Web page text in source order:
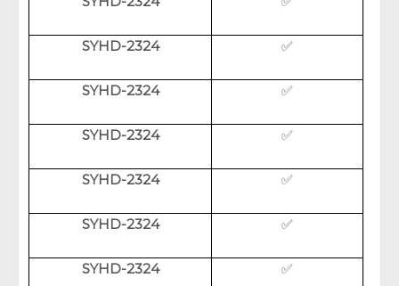
SYHD-2324 ✅
SYHD-2324 ✅
SYHD-2324 ✅
SYHD-2324 ✅
SYHD-2324 ✅
SYHD-2324 ✅